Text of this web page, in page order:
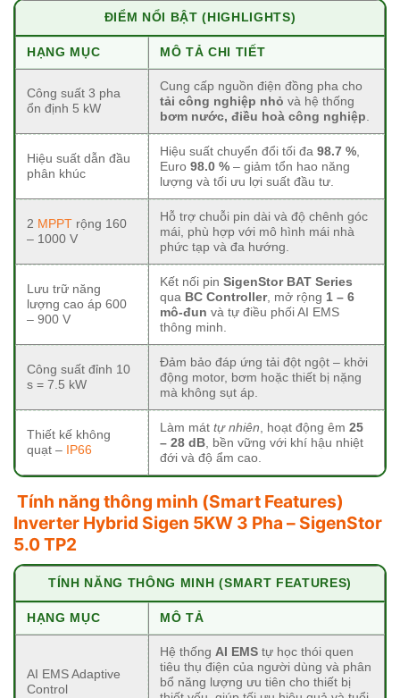
ĐIỂM NỔI BẬT (HIGHLIGHTS)
HẠNG MỤC MÔ TẢ CHI TIẾT
Công suất 3 pha
ổn định 5 kW
Cung cấp nguồn điện đồng pha cho
tải công nghiệp nhỏ và hệ thống
bơm nước, điều hoà công nghiệp.
Hiệu suất dẫn đầu
phân khúc
Hiệu suất chuyển đổi tối đa 98.7 %,
Euro 98.0 % – giảm tổn hao năng
lượng và tối ưu lợi suất đầu tư.
2 MPPT rộng 160
– 1000 V
Hỗ trợ chuỗi pin dài và độ chênh góc
mái, phù hợp với mô hình mái nhà
phức tạp và đa hướng.
Lưu trữ năng
lượng cao áp 600
– 900 V
Kết nối pin SigenStor BAT Series
qua BC Controller, mở rộng 1 – 6
mô-đun và tự điều phối AI EMS
thông minh.
Công suất đỉnh 10
s = 7.5 kW
Đảm bảo đáp ứng tải đột ngột – khởi
động motor, bơm hoặc thiết bị nặng
mà không sụt áp.
Thiết kế không
quạt –
IP66
Làm mát tự nhiên, hoạt động êm 25
– 28 dB, bền vững với khí hậu nhiệt
đới và độ ẩm cao.
Tính năng thông minh (Smart Features)
Inverter Hybrid Sigen 5KW 3 Pha – SigenStor
5.0 TP2
TÍNH NĂNG THÔNG MINH (SMART FEATURES)
HẠNG MỤC MÔ TẢ
AI EMS Adaptive
Control
Hệ thống AI EMS tự học thói quen
tiêu thụ điện của người dùng và phân
bổ năng lượng ưu tiên cho thiết bị